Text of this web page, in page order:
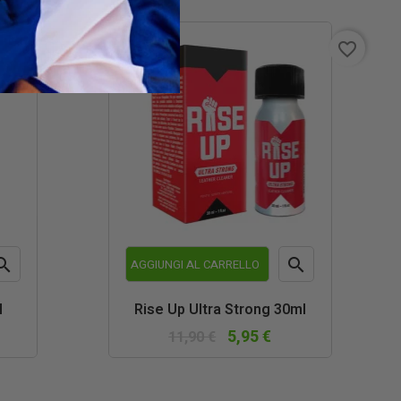
favorite_border
AGGIUNGI AL CARRELLO 
Rise Up Ultra Strong 30ml
5,95 €
favorite_border